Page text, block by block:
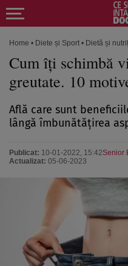
Home • Diete și Sport • Dietă și
Cum îţi schimbă
greutate. 10
Află care sunt
lângă îmbunătăţirea
Publicat: 10-01-2022, 15:42
Actualizat: 05-06-2023
Senior